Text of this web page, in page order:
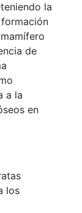
la
de
a la
en
los